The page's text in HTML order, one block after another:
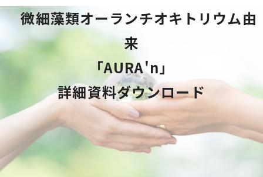
微細藻類オーランチオキトリウム由
来
「AURA'n」
詳細資料ダウンロード